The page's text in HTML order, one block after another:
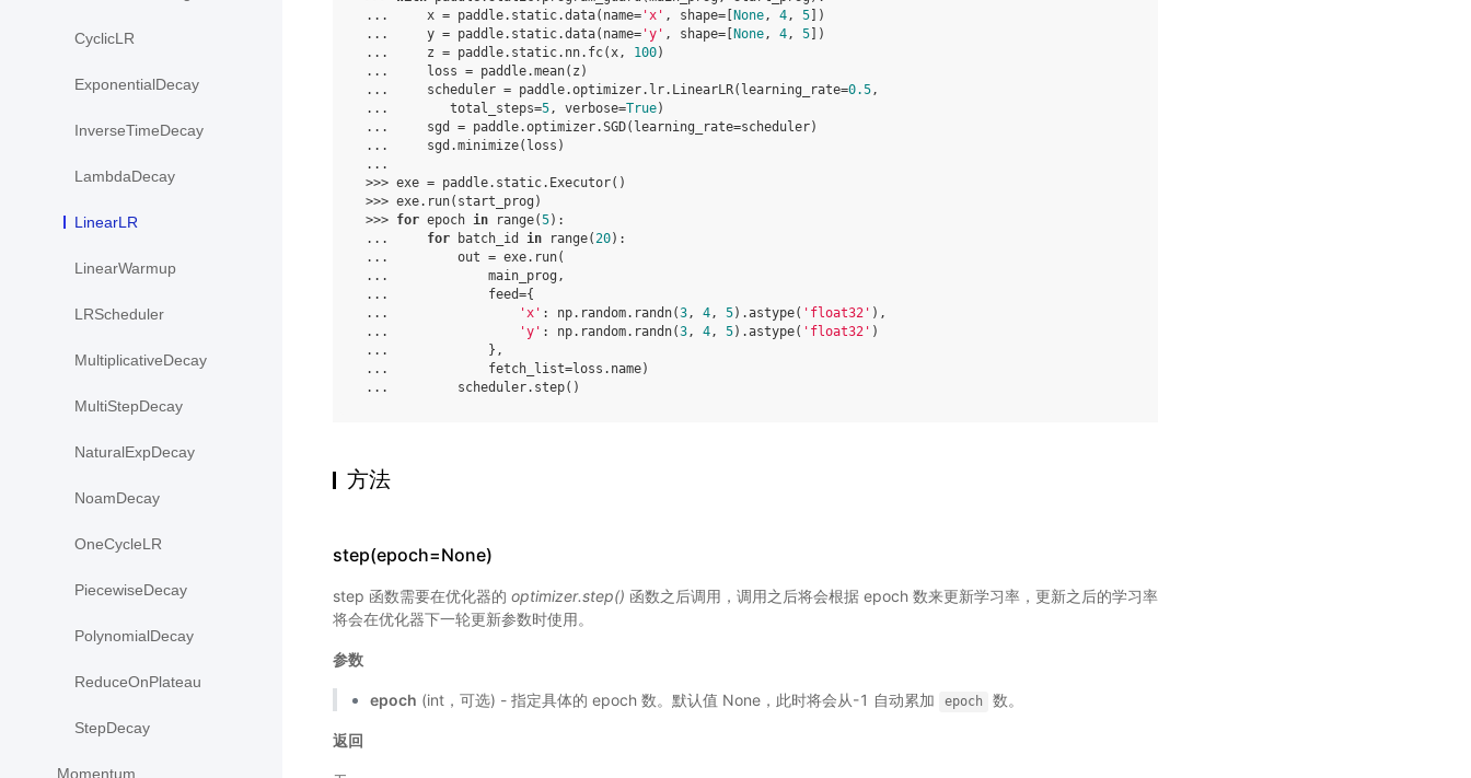
CyclicLR
ExponentialDecay
InverseTimeDecay
LambdaDecay
LinearLR
LinearWarmup
LRScheduler
MultiplicativeDecay
MultiStepDecay
NaturalExpDecay
NoamDecay
OneCycleLR
PiecewiseDecay
PolynomialDecay
ReduceOnPlateau
StepDecay
Momentum
...
x = paddle. static.data( name= 'x' , shape= None, 4, 5 ])
...
y = paddle. static.data( name= 'y' , shape= None, 4, 5 ])
...
z = paddle. static. nn. fc(x, 100)
...
loss = paddle.mean( z )
...
scheduler = paddle.optimizer. lr. LinearLR( learning_rate=0.5,
...
total_steps=5, verbose=True)
...
sgd = paddle.optimizer.SGD( learning_rate=scheduler)
...
sgd .minimize( loss )
...
>>> exe = paddle. static. Executor()
>>> exe. run( start_prog )
>>> for epoch in range(5):
...
for batch_id in range(20):
...
out = exe. run(
...
main_prog ,
...
feed={
...
'x' : np. random. randn(3, 4, 5) .astype( 'float32' ),
...
'y' : np. random. randn(3, 4, 5) .astype( 'float32' )
...
},
...
fetch_list=loss . name)
...
scheduler. step()
方法
step(epoch=None)
step 函数需要在优化器的 optimizer.step() 函数之后调用，调用之后将会根据 epoch 数来更新学习率，更新之后的学习率
将会在优化器下一轮更新参数时使用。
参数
epoch (int，可选) - 指定具体的 epoch 数。默认值 None，此时将会从-1 自动累加 epoch 数。
返回